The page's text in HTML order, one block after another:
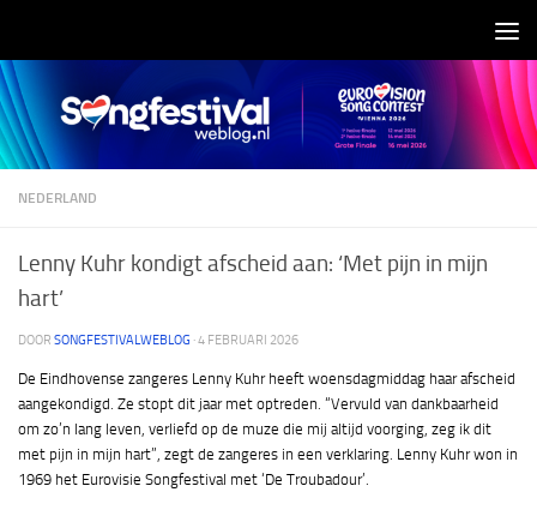
NEDERLAND
Lenny Kuhr kondigt afscheid aan: ‘Met pijn in mijn
hart’
DOOR SONGFESTIVALWEBLOG ·4 FEBRUARI 2026
De Eindhovense zangeres Lenny Kuhr heeft woensdagmiddag haar afscheid
aangekondigd. Ze stopt dit jaar met optreden. “Vervuld van dankbaarheid
om zo’n lang leven, verliefd op de muze die mij altijd voorging, zeg ik dit
met pijn in mijn hart”, zegt de zangeres in een verklaring. Lenny Kuhr won in
1969 het Eurovisie Songfestival met ‘De Troubadour’.